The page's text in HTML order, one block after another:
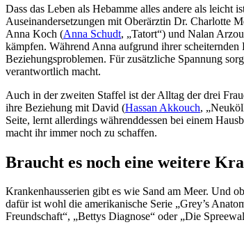
Dass das Leben als Hebamme alles andere als leicht
Auseinandersetzungen mit Oberärztin Dr. Charlotte
Anna Koch (Anna Schudt, „Tatort“) und Nalan
kämpfen. Während Anna aufgrund ihrer
Beziehungsproblemen. Für zusätzliche Spannung
verantwortlich macht.
Auch in der zweiten Staffel ist der Alltag der drei
ihre Beziehung mit David (Hassan Akkouch,
Seite, lernt allerdings währenddessen bei einem
macht ihr immer noch zu schaffen.
Braucht es noch eine weitere
Krankenhausserien gibt es wie Sand am Meer. Und
dafür ist wohl die amerikanische Serie „Grey’s
Freundschaft“, „Bettys Diagnose“ oder „Die